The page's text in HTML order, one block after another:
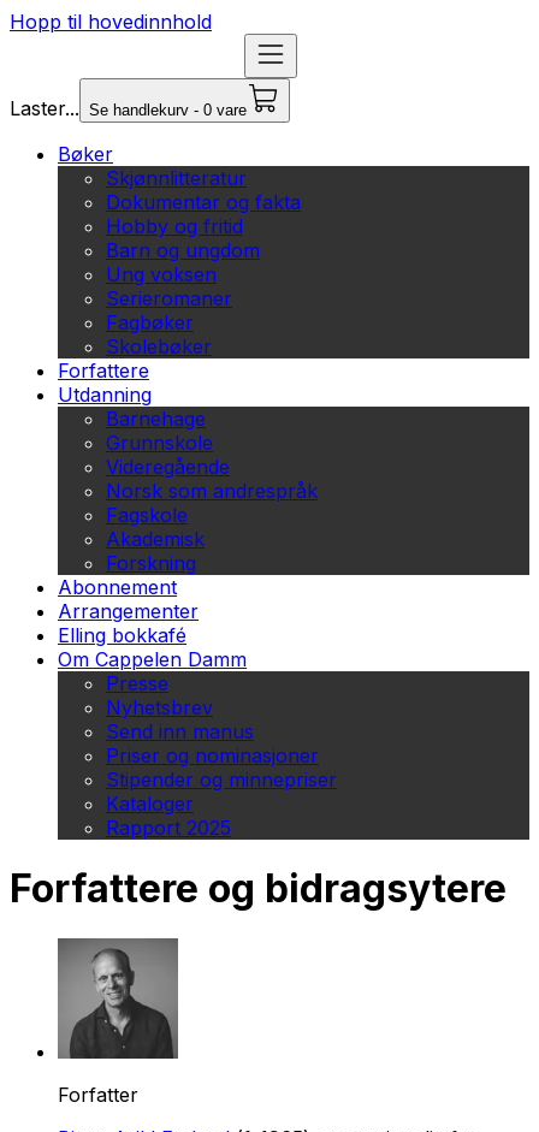
Hopp til hovedinnhold
Laster... Se handlekurv - 0 vare
Bøker
Skjønnlitteratur
Dokumentar og fakta
Hobby og fritid
Barn og ungdom
Ung voksen
Serieromaner
Fagbøker
Skolebøker
Forfattere
Utdanning
Barnehage
Grunnskole
Videregående
Norsk som andrespråk
Fagskole
Akademisk
Forskning
Abonnement
Arrangementer
Elling bokkafé
Om Cappelen Damm
Presse
Nyhetsbrev
Send inn manus
Priser og nominasjoner
Stipender og minnepriser
Kataloger
Rapport 2025
Forfattere og bidragsytere
Forfatter